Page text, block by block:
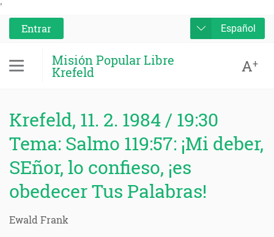
'
Entrar
Español
Misión Popular Libre
Krefeld A+
Krefeld, 11. 2. 1984 / 19:30
Tema: Salmo 119:57: ¡Mi deber,
SEñor, lo confieso, ¡es
obedecer Tus Palabras!
Ewald Frank